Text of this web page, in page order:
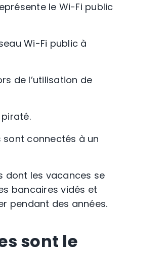
le Wi-Fi public
Wi-Fi public à
de l’utilisation de
sont connectés à un
dont les vacances se
bancaires vidés et
pendant des années.
sont le